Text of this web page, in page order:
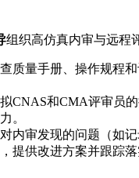
组织高仿真内审与远程
查质量手册、操作规程
拟CNAS和CMA评审员
。
对内审发现的问题（如
提供改进方案并跟踪落